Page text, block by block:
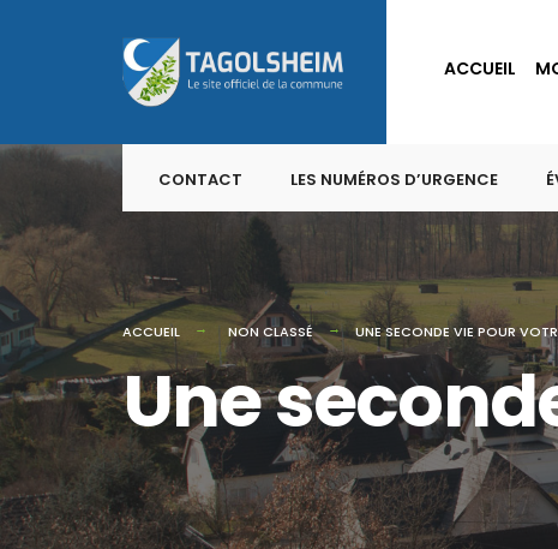
to
content
ACCUEIL
CONTACT LES NUMÉROS D’URGENCE
ACCUEIL NON CLASSÉ UNE SECONDE VIE POUR
Une